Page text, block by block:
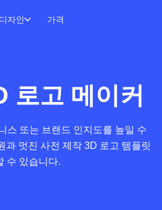
디자인 가격
로고 메이커
스 또는 브랜드 인지도를 높일 수
과 멋진 사전 제작 3D 로고 템플릿
수 있습니다.